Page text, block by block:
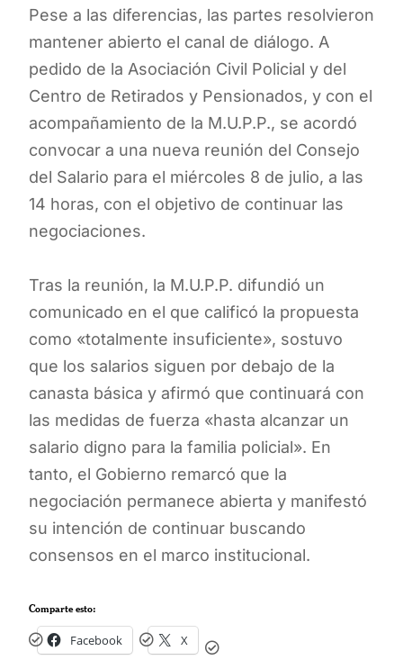
Pese a las diferencias, las partes resolvieron
mantener abierto el canal de diálogo. A
pedido de la Asociación Civil Policial y del
Centro de Retirados y Pensionados, y con el
acompañamiento de la M.U.P.P., se acordó
convocar a una nueva reunión del Consejo
del Salario para el miércoles 8 de julio, a las
14 horas, con el objetivo de continuar las
negociaciones.
Tras la reunión, la M.U.P.P. difundió un
comunicado en el que calificó la propuesta
como «totalmente insuficiente», sostuvo
que los salarios siguen por debajo de la
canasta básica y afirmó que continuará con
las medidas de fuerza «hasta alcanzar un
salario digno para la familia policial». En
tanto, el Gobierno remarcó que la
negociación permanece abierta y manifestó
su intención de continuar buscando
consensos en el marco institucional.
Comparte esto:
Facebook X